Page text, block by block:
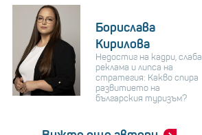
Борислава
Кирилова
Недостиг на кадри, слаба
реклама и липса на
стратегия: Какво спира
развитието на
българския туризъм?